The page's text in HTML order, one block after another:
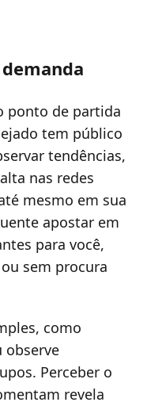
ponto de partida
tem público
tendências,
nas redes
mesmo em sua
apostar em
para você,
sem procura
como
observe
Perceber o
revela